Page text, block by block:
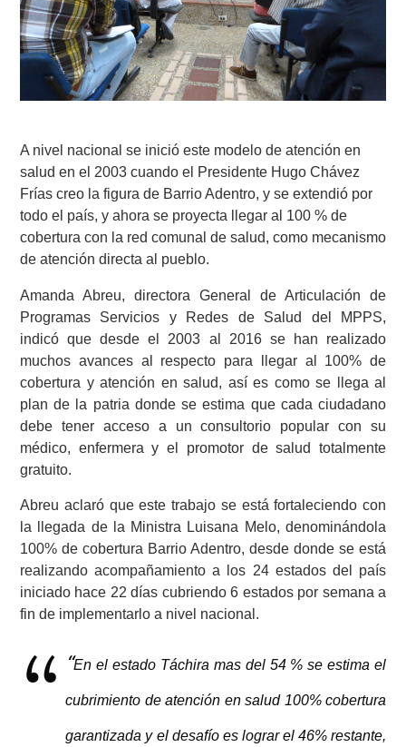
A nivel nacional se inició este modelo de atención en
salud en el 2003 cuando el Presidente Hugo Chávez
Frías creo la figura de Barrio Adentro, y se extendió por
todo el país, y ahora se proyecta llegar al 100 % de
cobertura con la red comunal de salud, como mecanismo
de atención directa al pueblo.
Amanda Abreu, directora General de Articulación de
Programas Servicios y Redes de Salud del MPPS,
indicó que desde el 2003 al 2016 se han realizado
muchos avances al respecto para llegar al 100% de
cobertura y atención en salud, así es como se llega al
plan de la patria donde se estima que cada ciudadano
debe tener acceso a un consultorio popular con su
médico, enfermera y el promotor de salud totalmente
gratuito.
Abreu aclaró que este trabajo se está fortaleciendo con
la llegada de la Ministra Luisana Melo, denominándola
100% de cobertura Barrio Adentro, desde donde se está
realizando acompañamiento a los 24 estados del país
iniciado hace 22 días cubriendo 6 estados por semana a
fin de implementarlo a nivel nacional.
“En el estado Táchira mas del 54 % se estima el
cubrimiento de atención en salud 100% cobertura
garantizada y el desafío es lograr el 46% restante,